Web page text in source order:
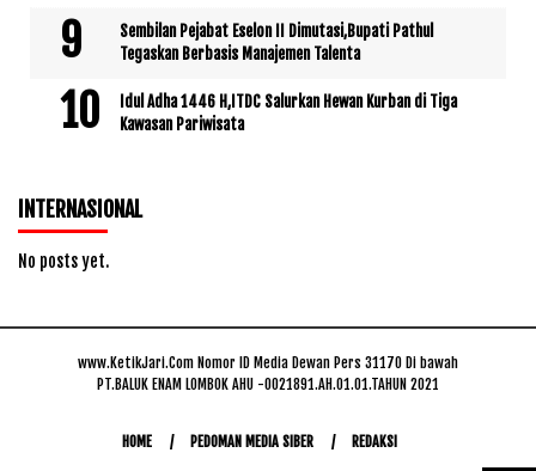
Sembilan Pejabat Eselon II Dimutasi,Bupati Pathul
Tegaskan Berbasis Manajemen Talenta
Idul Adha 1446 H,ITDC Salurkan Hewan Kurban di Tiga
Kawasan Pariwisata
INTERNASIONAL
No posts yet.
www.KetikJari.Com Nomor ID Media Dewan Pers 31170 Di bawah
PT.BALUK ENAM LOMBOK AHU -0021891.AH.01.01.TAHUN 2021
HOME PEDOMAN MEDIA SIBER REDAKSI